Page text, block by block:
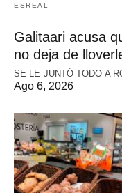
ESREAL
Galitaari acusa
no deja de
SE LE JUNTÓ TODO A
Ago 6, 2026